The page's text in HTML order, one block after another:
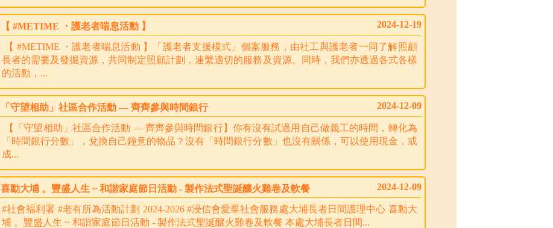
【 #METIME ・護老者喘息活動 】 2024-12-19
【 #METIME ・護老者喘息活動 】「護老者支援模式」個案服務，由社工與護老者一同了解照顧
長者的需要及發掘資源，共同制定照顧計劃，連繫適切的服務及資源。同時，我們亦透過各式各樣
的活動，...
「守望相助」社區合作活動 — 齊齊參與時間銀行 2024-12-09
【「守望相助」社區合作活動 — 齊齊參與時間銀行】你有沒有試過用自己做義工的時間，轉化為
「時間銀行分數」，兌換自己鐘意的物品？沒有「時間銀行分數」也沒有關係，可以使用現金，或
成...
喜動大埔 。豐盛人生 ~ 和諧家庭節日活動 - 製作法式聖誕釀火雞卷及軟餐 2024-12-09
#社會褔利署 #老有所為活動計劃 2024-2026 #浸信會愛羣社會服務處大埔長者日間護理中心 喜動大
埔 。豐盛人生 ~ 和諧家庭節日活動 - 製作法式聖誕釀火雞卷及軟餐 本處大埔長者日間...